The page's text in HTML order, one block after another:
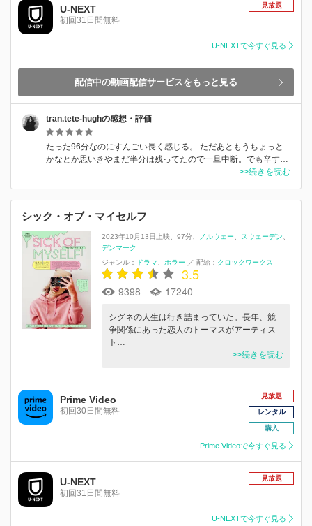
U-NEXT
初回31日間無料
見放題
U-NEXTで今すぐ見る
配信中の動画配信サービスをもっと見る
tran.tete-hughの感想・評価
-
たった96分なのにすんごい長く感じる。 ただあともうちょっと
かなとか思いきやまだ半分は残ってたので一旦中断。でも辛す…
>>続きを読む
シック・オブ・マイセルフ
2023年10月13日上映 97分 ノルウェー
スウェーデン
デンマーク
ジャンル：
ドラマ ホラー ／ 配給： クロックワークス
3.5
9398 17240
シグネの人生は行き詰まっていた。長年、競
争関係にあった恋人のトーマスがアーティス
ト…
>>続きを読む
Prime Video
初回30日間無料
見放題
レンタル
購入
Prime Videoで今すぐ見る
U-NEXT
初回31日間無料
見放題
U-NEXTで今すぐ見る